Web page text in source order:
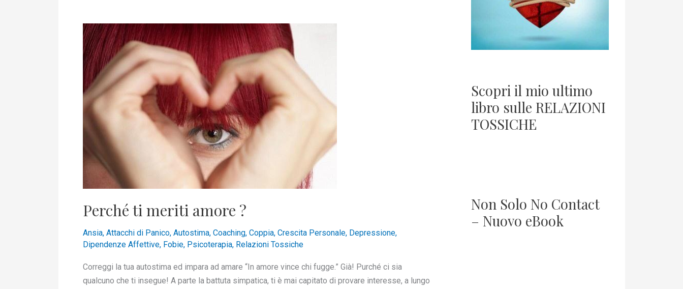
Perché ti meriti amore ?
Ansia, Attacchi di Panico, Autostima, Coaching, Coppia, Crescita Personale, Depressione,
Dipendenze Affettive, Fobie, Psicoterapia, Relazioni Tossiche
Correggi la tua autostima ed impara ad amare “In amore vince chi fugge.” Già! Purché ci sia
qualcuno che ti insegue! A parte la battuta simpatica, ti è mai capitato di provare interesse, a lungo
Perché
ti
meriti
amore
?
Scopri il mio ultimo
libro sulle RELAZIONI
TOSSICHE
Non Solo No Contact
– Nuovo eBook